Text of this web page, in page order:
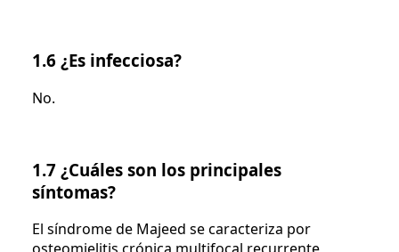
1.6 ¿Es infecciosa?
No.
1.7 ¿Cuáles son los principales
síntomas?
El síndrome de Majeed se caracteriza por